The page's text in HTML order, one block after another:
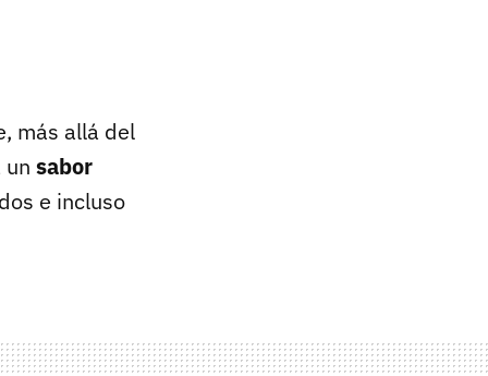
más allá del
un sabor
e incluso